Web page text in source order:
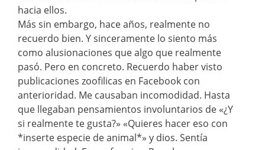
hacia ellos.
Más sin embargo, hace años, realmente no
recuerdo bien. Y sinceramente lo siento más
como alusionaciones que algo que realmente
pasó. Pero en concreto. Recuerdo haber visto
publicaciones zoofilicas en Facebook con
anterioridad. Me causaban incomodidad. Hasta
que llegaban pensamientos involuntarios de «¿Y
si realmente te gusta?» «Quieres hacer eso con
*inserte especie de animal*» y dios. Sentía